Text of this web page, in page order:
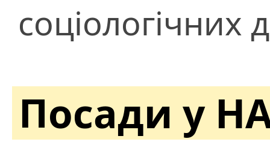
соціологічних
Посади у